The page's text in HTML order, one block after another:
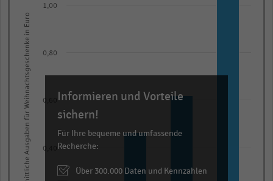
bars.
The
chart
has
axis
displaying
categories.
Range:
Durchschnittliche Ausgaben für Weihnachtsgeschenke in Euro 0,40
0,60
0,80
1,00
Informieren und Vorteile
sichern!
Für Ihre bequeme und umfassende
Recherche:
Über 300.000 Daten und Kennzahlen